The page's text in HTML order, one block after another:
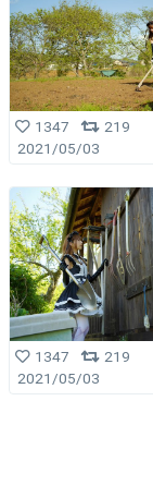
1347
219
2021/05/03
1347
219
2021/05/03